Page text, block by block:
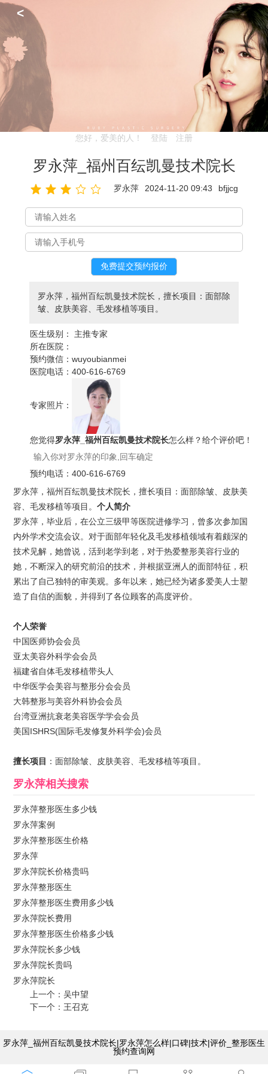
<
您好，爱美的人！ 登陆 注册
罗永萍_福州百纭凯曼技术院长
罗永萍 2024-11-20 09:43 bfjjcg
罗永萍，福州百纭凯曼技术院长，擅长项目：面部除
皱、皮肤美容、毛发移植等项目。
医生级别：
主推专家
所在医院：
预约微信：wuyoubianmei
医院电话：400-616-6769
专家照片：
您觉得罗永萍_福州百纭凯曼技术院长怎么样？给个评价吧！
预约电话：400-616-6769
罗永萍，福州百纭凯曼技术院长，擅长项目：面部除皱、皮肤美
容、毛发移植等项目。个人简介
罗永萍，毕业后，在公立三级甲等医院进修学习，曾多次参加国
内外学术交流会议。对于面部年轻化及毛发移植领域有着颇深的
技术见解，她曾说，活到老学到老，对于热爱整形美容行业的
她，不断深入的研究前沿的技术，并根据亚洲人的面部特征，积
累出了自己独特的审美观。多年以来，她已经为诸多爱美人士塑
造了自信的面貌，并得到了各位顾客的高度评价。
个人荣誉
中国医师协会会员
亚太美容外科学会会员
福建省自体毛发移植带头人
中华医学会美容与整形分会会员
大韩整形与美容外科协会会员
台湾亚洲抗衰老美容医学学会会员
美国ISHRS(国际毛发修复外科学会)会员
擅长项目 ：面部除皱、皮肤美容、毛发移植等项目。
罗永萍相关搜索
罗永萍整形医生多少钱
罗永萍案例
罗永萍整形医生价格
罗永萍
罗永萍院长价格贵吗
罗永萍整形医生
罗永萍整形医生费用多少钱
罗永萍院长费用
罗永萍整形医生价格多少钱
罗永萍院长多少钱
罗永萍院长贵吗
罗永萍院长
上一个：吴中望
下一个： 王召克
罗永萍_福州百纭凯曼技术院长|罗永萍怎么样|口碑|技术|评价_整形医生
预约查询网